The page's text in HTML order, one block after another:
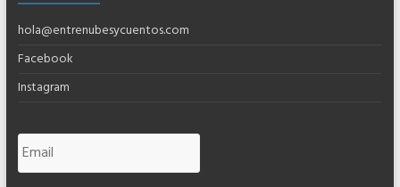
hola@entrenubesycuentos.com
Facebook
Instagram